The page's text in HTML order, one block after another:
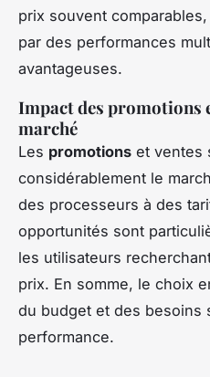
prix souvent
par des performances
avantageuses.
Impact des promotions
marché
Les promotions et ventes
considérablement le
des processeurs à des
opportunités sont
les utilisateurs
prix. En somme, le choix
du budget et des besoins
performance.